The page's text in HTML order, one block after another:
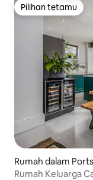
Pilihan tetamu
Pilihan tetamu
Rumah dalam
Rumah Keluarga